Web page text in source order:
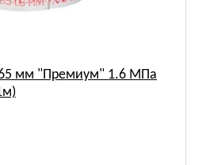
мм "Премиум" 1.6 МПа